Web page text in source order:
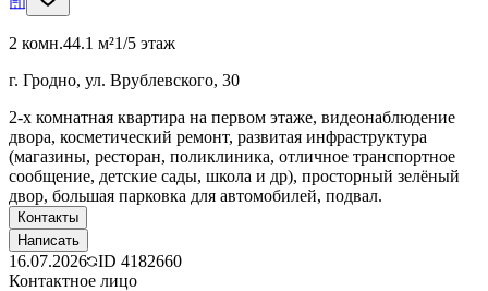
2 комн.44.1 м²1/5 этаж
г. Гродно, ул. Врублевского, 30
2-х комнатная квартира на первом этаже, видеонаблюдение
двора, косметический ремонт, развитая инфраструктура
(магазины, ресторан, поликлиника, отличное транспортное
сообщение, детские сады, школа и др), просторный зелёный
двор, большая парковка для автомобилей, подвал.
Контакты
Написать
16.07.2026 ID 4182660
Контактное лицо